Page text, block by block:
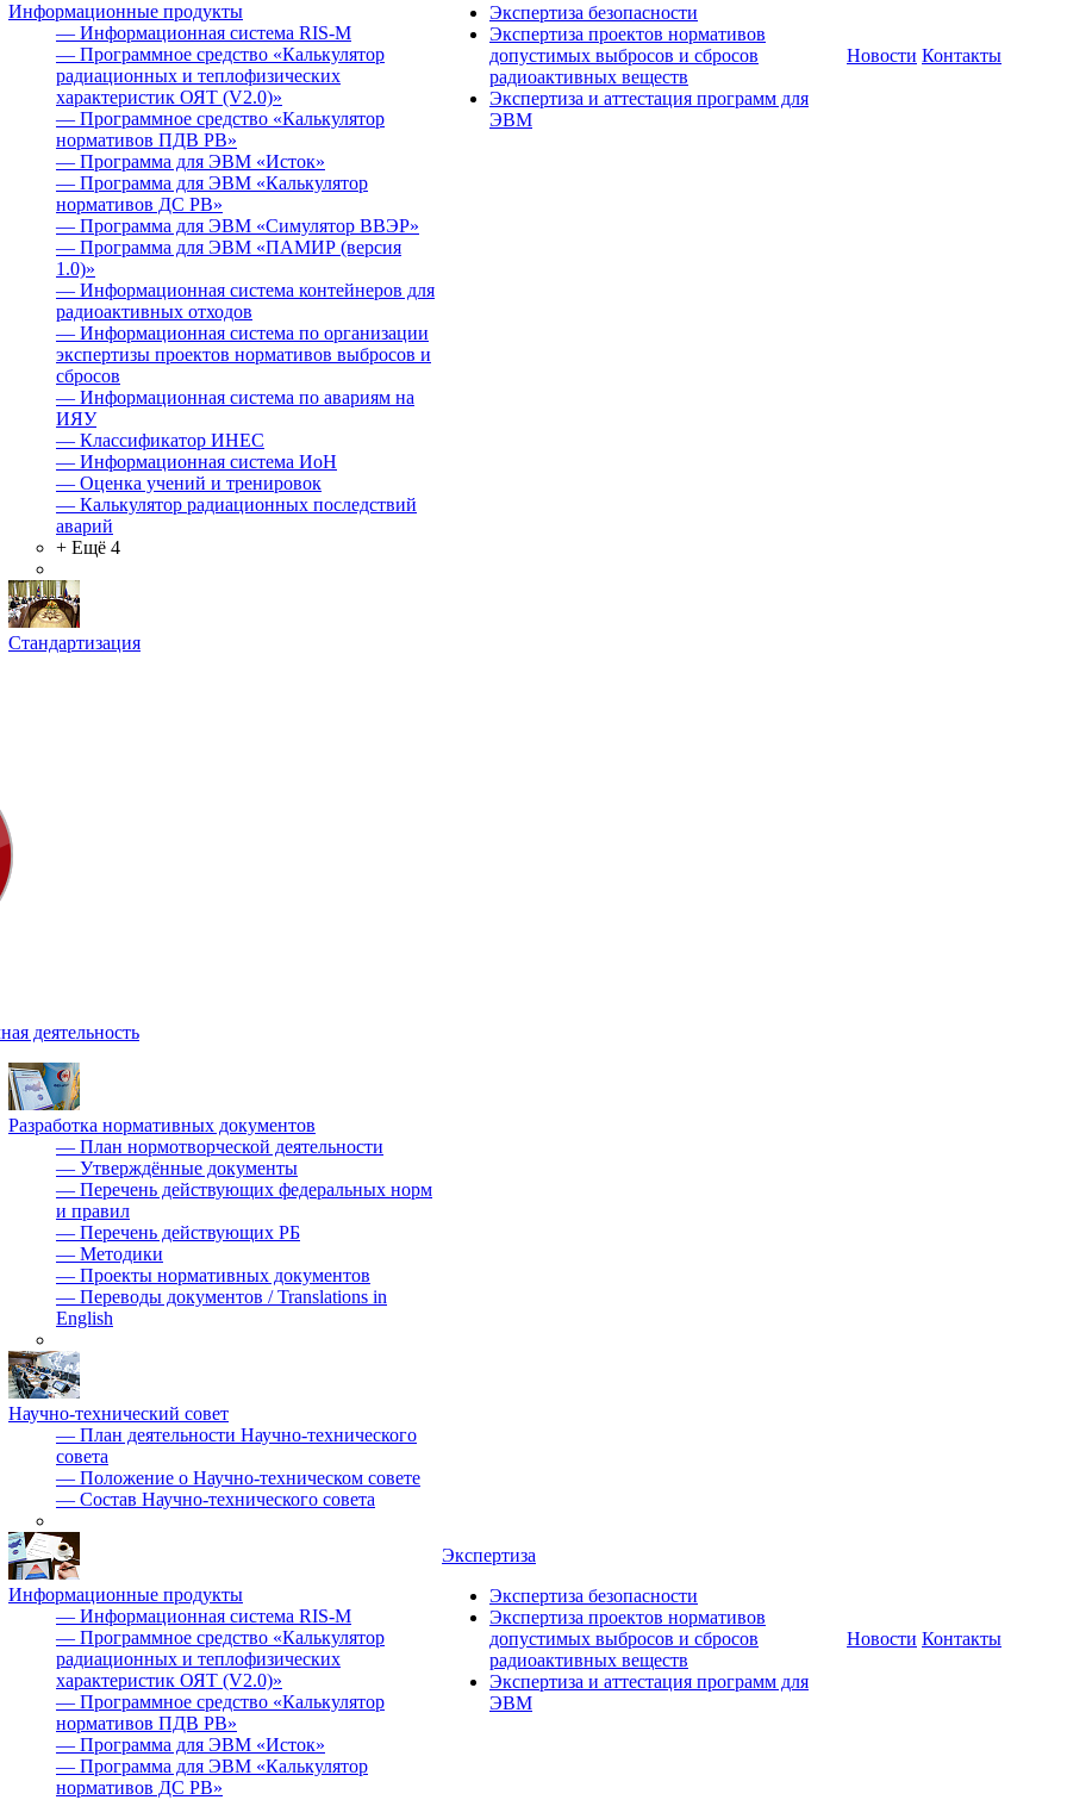
Информационные продукты
— Информационная система RIS-M
— Программное средство «Калькулятор
радиационных и теплофизических
характеристик ОЯТ (V2.0)»
— Программное средство «Калькулятор
нормативов ПДВ РВ»
— Программа для ЭВМ «Исток»
— Программа для ЭВМ «Калькулятор
нормативов ДС РВ»
— Программа для ЭВМ «Симулятор ВВЭР»
— Программа для ЭВМ «ПАМИР (версия
1.0)»
— Информационная система контейнеров для
радиоактивных отходов
— Информационная система по организации
экспертизы проектов нормативов выбросов и
сбросов
— Информационная система по авариям на
ИЯУ
— Классификатор ИНЕС
— Информационная система ИоН
— Оценка учений и тренировок
— Калькулятор радиационных последствий
аварий
+ Ещё 4
Стандартизация
Экспертиза безопасности
Экспертиза проектов нормативов
допустимых выбросов и сбросов
радиоактивных веществ
Экспертиза и аттестация программ для
ЭВМ
Новости Контакты
деятельность
Разработка нормативных документов
— План нормотворческой деятельности
— Утверждённые документы
— Перечень действующих федеральных норм
и правил
— Перечень действующих РБ
— Методики
— Проекты нормативных документов
— Переводы документов / Translations in
English
Научно-технический совет
— План деятельности Научно-технического
совета
— Положение о Научно-техническом совете
— Состав Научно-технического совета
Информационные продукты
— Информационная система RIS-M
— Программное средство «Калькулятор
радиационных и теплофизических
характеристик ОЯТ (V2.0)»
— Программное средство «Калькулятор
нормативов ПДВ РВ»
— Программа для ЭВМ «Исток»
— Программа для ЭВМ «Калькулятор
нормативов ДС РВ»
Экспертиза
Экспертиза безопасности
Экспертиза проектов нормативов
допустимых выбросов и сбросов
радиоактивных веществ
Экспертиза и аттестация программ для
ЭВМ
Новости Контакты